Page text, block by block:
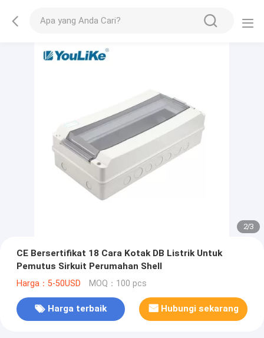
2/3
CE Bersertifikat 18 Cara Kotak DB Listrik Untuk
Pemutus Sirkuit Perumahan Shell
Harga：5-50USD MOQ：100 pcs
Harga terbaik Hubungi sekarang